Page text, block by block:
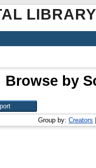
Browse by
Group by: Creators